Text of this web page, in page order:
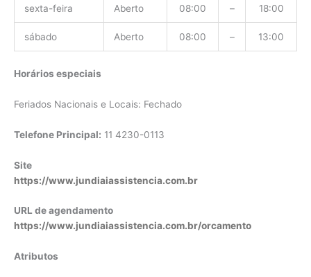
sexta-feira Aberto 08:00 – 18:00
sábado Aberto 08:00 – 13:00
Horários especiais
Feriados Nacionais e Locais: Fechado
Telefone Principal: 11 4230-0113
Site
https://www.jundiaiassistencia.com.br
URL de agendamento
https://www.jundiaiassistencia.com.br/orcamento
Atributos